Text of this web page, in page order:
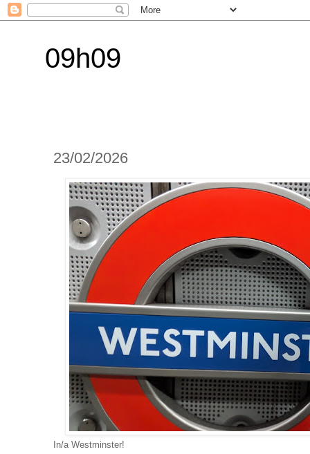
09h09
23/02/2026
In/a Westminster!